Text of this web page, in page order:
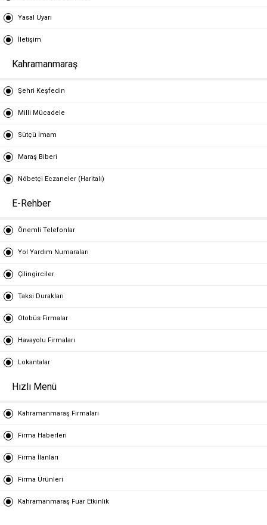
Yasal Uyarı
İletişim
Kahramanmaraş
Şehri Keşfedin
Milli Mücadele
Sütçü İmam
Maraş Biberi
Nöbetçi Eczaneler (Haritalı)
E-Rehber
Önemli Telefonlar
Yol Yardım Numaraları
Çilingirciler
Taksi Durakları
Otobüs Firmalar
Havayolu Firmaları
Lokantalar
Hızlı Menü
Kahramanmaraş Firmaları
Firma Haberleri
Firma İlanları
Firma Ürünleri
Kahramanmaraş Fuar Etkinlik